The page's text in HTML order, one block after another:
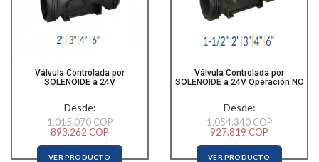
Válvula Controlada por
SOLENOIDE a 24V
Desde:
1.015.070 COP
893.262 COP
VER PRODUCTO
Válvula Controlada por
SOLENOIDE a 24V Operación NO
Desde:
1.054.340 COP
927.819 COP
VER PRODUCTO